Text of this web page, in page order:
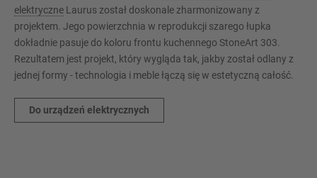
elektryczne Laurus został doskonale zharmonizowany z
projektem. Jego powierzchnia w reprodukcji szarego łupka
dokładnie pasuje do koloru frontu kuchennego StoneArt 303.
Rezultatem jest projekt, który wygląda tak, jakby został odlany z
jednej formy - technologia i meble łączą się w estetyczną całość.
Do urządzeń elektrycznych